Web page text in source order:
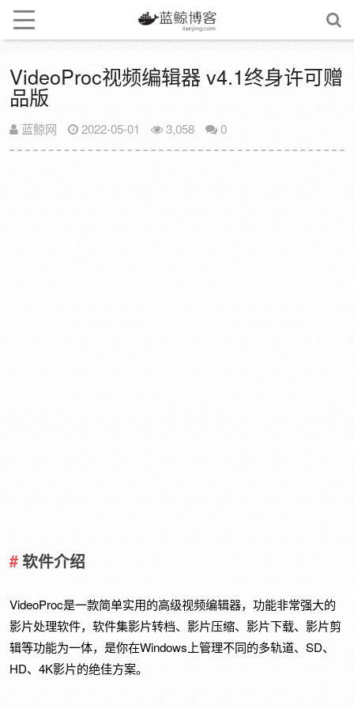
VideoProc视频编辑器 v4.1终身许可赠
品版
蓝鲸网 2022-05-01 3,058 0
软件介绍
VideoProc是一款简单实用的高级视频编辑器，功能非常强大的
影片处理软件，软件集影片转档、影片压缩、影片下载、影片剪
辑等功能为一体，是你在Windows上管理不同的多轨道、SD、
HD、4K影片的绝佳方案。